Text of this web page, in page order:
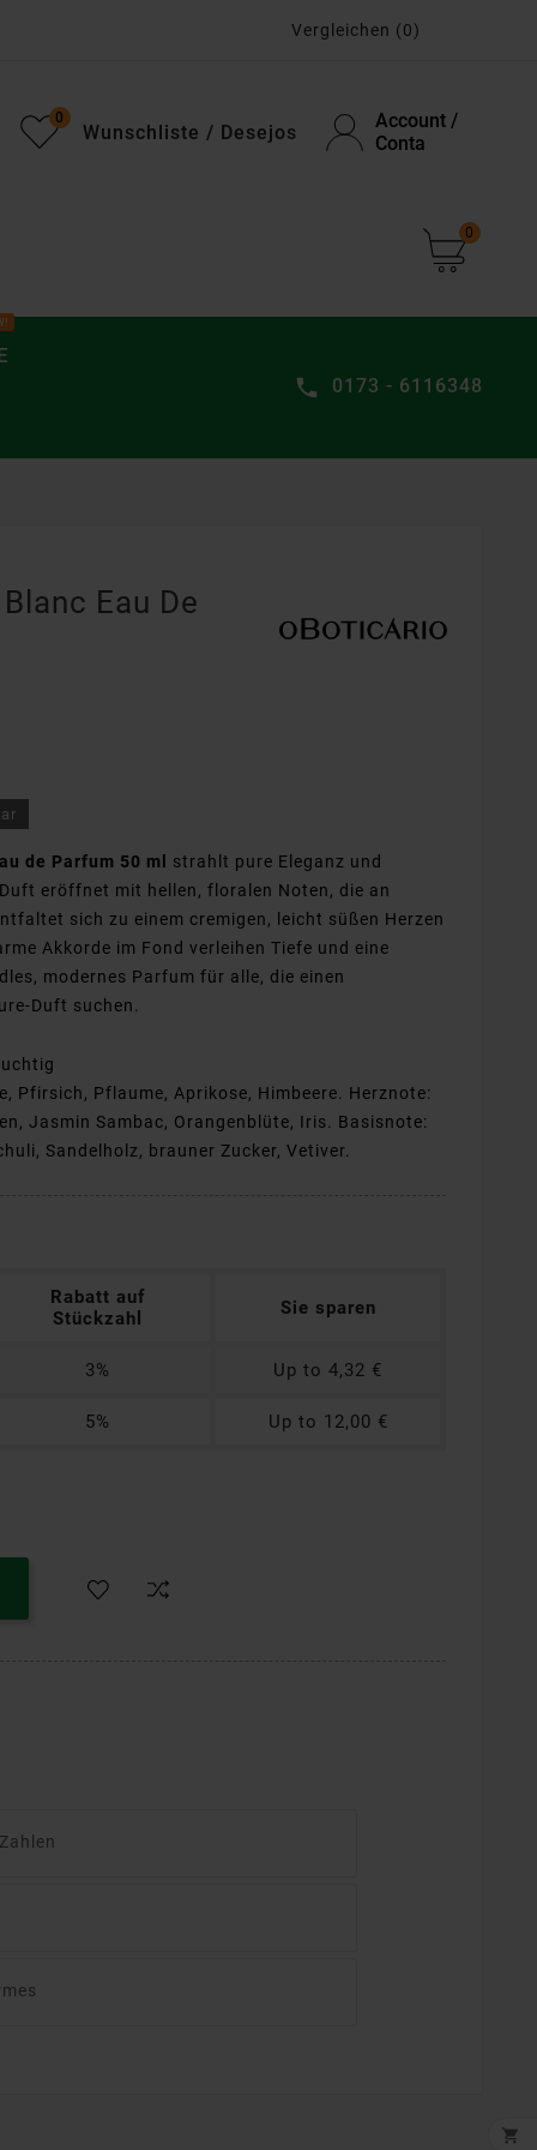
Vergleichen (0)
Wunschliste / Desejos
0
Account /
Conta
0
 0173 - 6116348
Eau De
de Parfum 50 ml
strahlt pure Eleganz und
eröffnet mit hellen, floralen Noten, die an
sich zu einem cremigen, leicht süßen Herzen
Akkorde im Fond verleihen Tiefe und eine
modernes Parfum für alle, die einen
Duft suchen.
Pfirsich, Pflaume, Aprikose, Himbeere. Herznote:
Jasmin Sambac, Orangenblüte, Iris. Basisnote:
Sandelholz, brauner Zucker, Vetiver.
Rabatt auf
Stückzahl
Sie sparen
3% Up to 4,32 €
5% Up to 12,00 €
